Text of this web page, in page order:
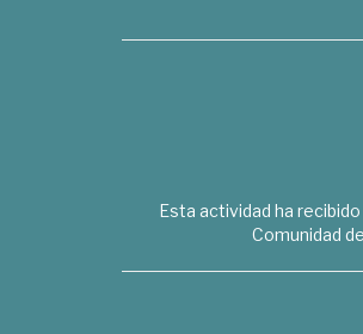
Esta actividad ha
Comunidad